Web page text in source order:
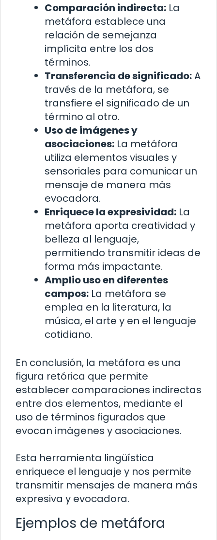
Comparación indirecta: La
metáfora establece una
relación de semejanza
implícita entre los dos
términos.
Transferencia de significado:A
través de la metáfora, se
transfiere el significado de un
término al otro.
Uso de imágenes y
asociaciones: La metáfora
utiliza elementos visuales y
sensoriales para comunicar un
mensaje de manera más
evocadora.
Enriquece la expresividad: La
metáfora aporta creatividad y
belleza al lenguaje,
permitiendo transmitir ideas de
forma más impactante.
Amplio uso en diferentes
campos: La metáfora se
emplea en la literatura, la
música, el arte y en el lenguaje
cotidiano.
En conclusión, la metáfora es una
figura retórica que permite
establecer comparaciones indirectas
entre dos elementos, mediante el
uso de términos figurados que
evocan imágenes y asociaciones.
Esta herramienta lingüística
enriquece el lenguaje y nos permite
transmitir mensajes de manera más
expresiva y evocadora.
Ejemplos de metáfora